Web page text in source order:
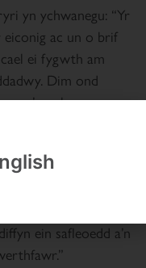
yn ychwanegu: “Yr
ac un o brif
ei fygwth am
Dim ond
golygu y
hyn i gynhyrchu
Maesteg a Phort
ein safleoedd a’n